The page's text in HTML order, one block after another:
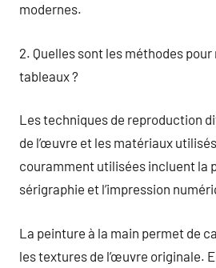
modernes.
2. Quelles sont les méthodes
tableaux ?
Les techniques de reproduction
de l’œuvre et les matériaux
couramment utilisées incluent la
sérigraphie et l’impression
La peinture à la main permet de
les textures de l’œuvre originale.